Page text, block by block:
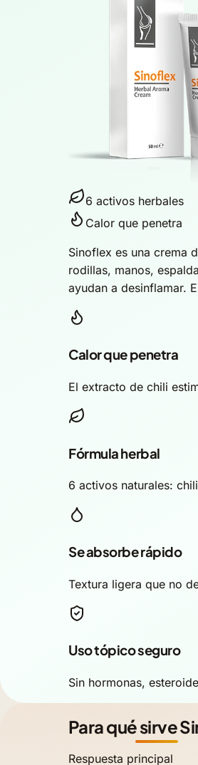
6 activos herbales
Calor que penetra
Sinoflex es una crema
rodillas, manos,
ayudan a desinflamar.
Calor que penetra
El extracto de chili
Fórmula herbal
6 activos naturales:
Se absorbe rápido
Textura ligera que no
Uso tópico seguro
Sin hormonas,
Para qué sirve
Respuesta principal